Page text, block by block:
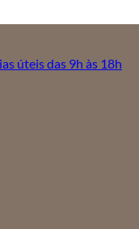
úteis das 9h às 18h